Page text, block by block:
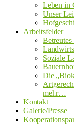
Leben in
Unser
Arbeitsfelder
Soziale
Die
mehr…
Kontakt
Galerie/Presse